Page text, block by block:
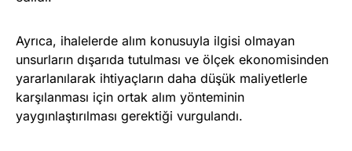
Ayrıca, ihalelerde alım konusuyla ilgisi olmayan
unsurların dışarıda tutulması ve ölçek ekonomisinden
yararlanılarak ihtiyaçların daha düşük maliyetlerle
karşılanması için ortak alım yönteminin
yaygınlaştırılması gerektiği vurgulandı.